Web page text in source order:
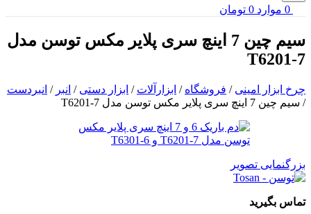
0 موارد 0 تومان
سیم چین 7 اینچ سری پلایر مکس توسن مدل
T6201-7
چرخ ابزار امینی / فروشگاه / ابزارآلات / ابزار دستی / انبر / انبردست
/ سیم چین 7 اینچ سری پلایر مکس توسن مدل T6201-7
بزرگنمایی تصویر
تماس بگیرید